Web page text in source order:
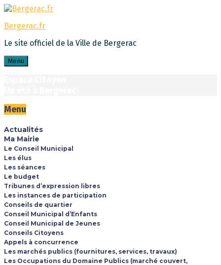
Skip
content
Skip
main
Skip
footer
Bergerac.fr
Le site officiel de la Ville de Bergerac
Menu
Menu
Actualités
Ma Mairie
Le Conseil Municipal
Les élus
Les séances
Le budget
Tribunes d’expression libres
Les instances de participation
Conseils de quartier
Conseil Municipal d’Enfants
Conseil Municipal de Jeunes
Conseils Citoyens
Appels à concurrence
Les marchés publics (fournitures, services, travaux)
Les Occupations du Domaine Publics (marché couvert,